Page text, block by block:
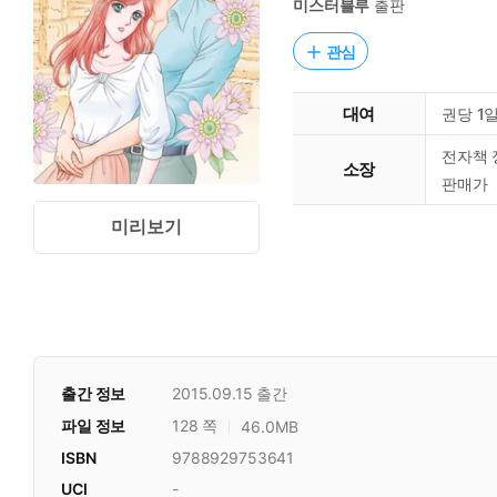
미리보기
미스터블루 출판
관심
대여 권당 1
소장
전자책
판매가
출간 정보 2015.09.15 출간
파일 정보
128 쪽
46.0MB
ISBN
9788929753641
UCI
-